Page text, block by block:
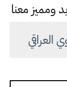
معنا
العراقي